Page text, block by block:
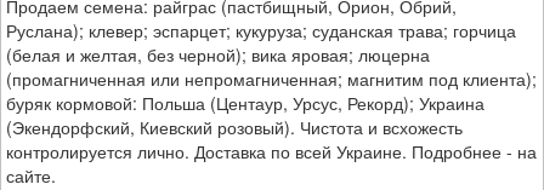
Продаем семена: райграс (пастбищный, Орион, Обрий,
Руслана); клевер; эспарцет; кукуруза; суданская трава; горчица
(белая и желтая, без черной); вика яровая; люцерна
(промагниченная или непромагниченная; магнитим под клиента);
буряк кормовой: Польша (Центаур, Урсус, Рекорд); Украина
(Экендорфский, Киевский розовый). Чистота и всхожесть
контролируется лично. Доставка по всей Украине. Подробнее - на
сайте.